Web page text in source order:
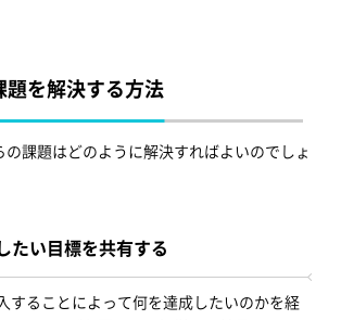
題を解決する方法
の課題はどのように解決すればよいのでしょ
たい目標を共有する
することによって何を達成したいのかを経